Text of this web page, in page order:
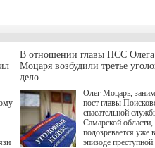
на трудоустройство
спокойную
мирной жизни.
В отношении главы ПСС Олега
Моцаря возбудили третье
дело
Олег Моцарь,
пост главы
спасательной
Самарской области,
подозревается уже
эпизоде преступной